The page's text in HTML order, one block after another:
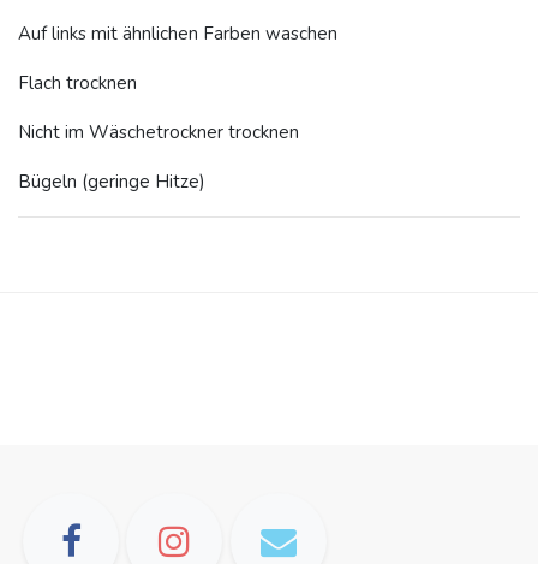
Auf links mit ähnlichen Farben waschen
Flach trocknen
Nicht im Wäschetrockner trocknen
Bügeln (geringe Hitze)